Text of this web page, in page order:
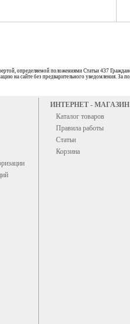
определяемой положениями Статьи 437
на сайте без предварительного уведомления.
ИНТЕРНЕТ - МАГАЗИН
Каталог товаров
Правила работы
Статьи
Корзина